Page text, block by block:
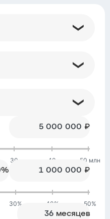
₽
30 40 50 млн
% ₽
30% 40% 50%
месяцев